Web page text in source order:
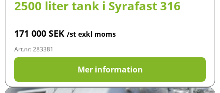
2500 liter tank i Syrafast 316
171 000 SEK /st exkl moms
Art.nr: 283381
Mer information